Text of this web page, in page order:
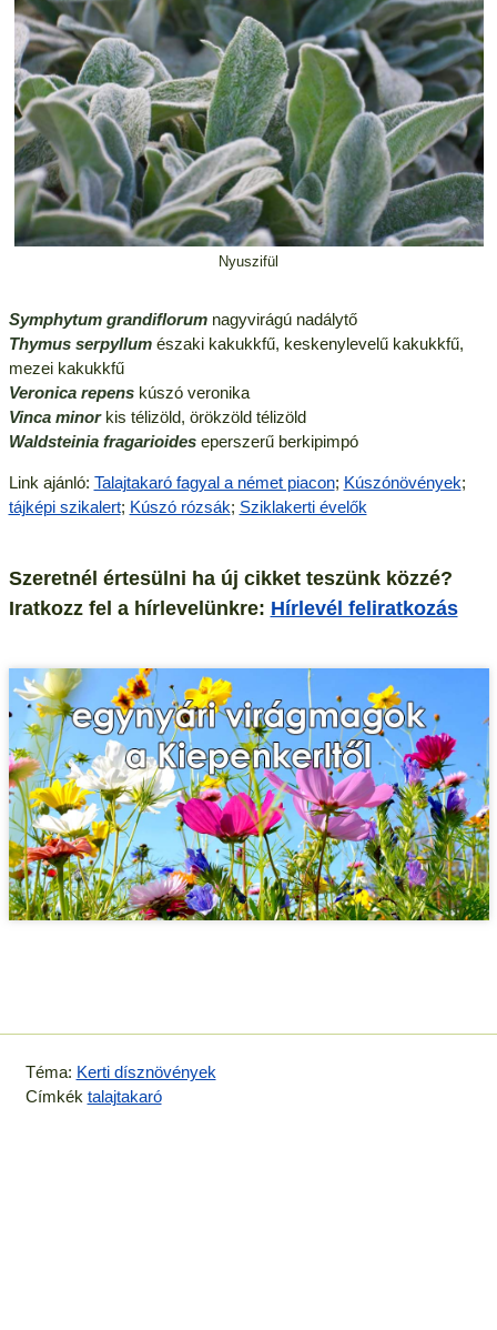
Nyuszifül
Symphytum grandiflorumnagyvirágú nadálytő
Thymus serpyllumészaki kakukkfű, keskenylevelű kakukkfű,
mezei kakukkfű
Veronica repenskúszó veronika
Vinca minorkis télizöld, örökzöld télizöld
Waldsteinia fragarioideseperszerű berkipimpó
Link ajánló: Talajtakaró fagyal a német piacon; Kúszónövények;
tájképi szikalert; Kúszó rózsák; Sziklakerti évelők
Szeretnél értesülni ha új cikket teszünk közzé?
Iratkozz fel a hírlevelünkre: Hírlevél feliratkozás
Téma: Kerti dísznövények
Címkék talajtakaró